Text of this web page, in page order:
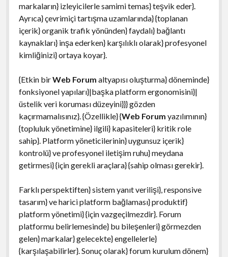
markaların} izleyicilerle samimi temas} teşvik eder}.
Ayrıca} çevrimiçi tartışma uzamlarında} {toplanan
içerik} organik trafik yönünden} faydalı} bağlantı
kaynakları} inşa ederken} karşılıklı olarak} profesyonel
kimliğinizi} ortaya koyar}.
{Etkin birWeb Forum altyapısı oluşturma} döneminde}
fonksiyonel yapıları}|başka platform ergonomisini}|
üstelik veri koruması düzeyini}}} gözden
kaçırmamalısınız}. {Özellikle} {Web Forum yazılımının}
{topluluk yönetimine} ilgili} kapasiteleri} kritik role
sahip}. Platform yöneticilerinin} uygunsuz içerik}
kontrolü} ve profesyonel iletişim ruhu} meydana
getirmesi} {için gerekli araçlara} {sahip olması gerekir}.
Farklı perspektiften} sistem yanıt verilişi}, responsive
tasarım} ve harici platform bağlaması} produktif}
platform yönetimi} {için vazgeçilmezdir}. Forum
platformu belirlemesinde} bu bileşenleri} görmezden
gelen} markalar} gelecekte} engellelerle}
{karşılaşabilirler}. Sonuç olarak} forum kurulum dönem}